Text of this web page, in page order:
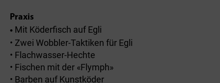
Praxis
• Mit Köderfisch auf Egli
• Zwei Wobbler-Taktiken für Egli
• Flachwasser-Hechte
• Fischen mit der «Flymph»
• Barben auf Kunstköder